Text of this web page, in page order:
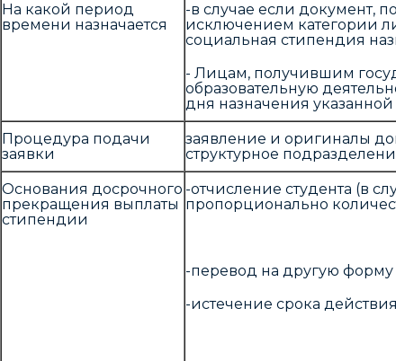
На какой период
времени назначается
-в случае если документ,
исключением категории
социальная стипендия
- Лицам, получившим
образовательную
дня назначения
Процедура подачи
заявки
заявление и оригиналы
структурное
Основания досрочного
прекращения выплаты
стипендии
-отчисление студента (в
пропорционально
-перевод на другую форму
-истечение срока